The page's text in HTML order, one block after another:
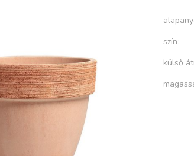
szín
külső